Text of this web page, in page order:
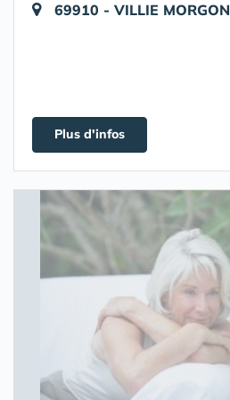
69910 - VILLIE MORGON
Plus d'infos